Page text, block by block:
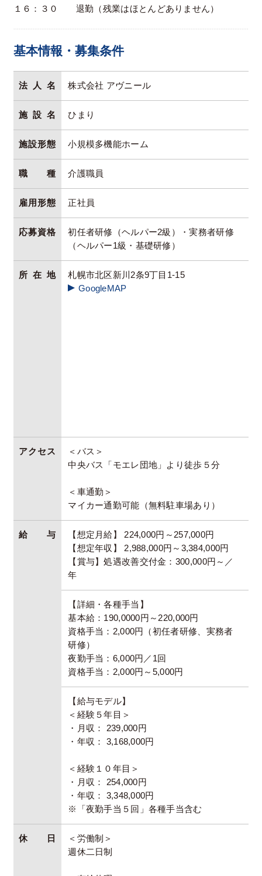
１６：３０ 退勤（残業はほとんどありません）
基本情報・募集条件
法人名 株式会社 アヴニール
施設名 ひまり
施設形態 小規模多機能ホーム
職種 介護職員
雇用形態 正社員
応募資格
初任者研修（ヘルパー2級）・実務者研修
（ヘルパー1級・基礎研修）
所在地
札幌市北区新川2条9丁目1-15
GoogleMAP
アクセス
＜バス＞
中央バス「モエレ団地」より徒歩５分
＜車通勤＞
マイカー通勤可能（無料駐車場あり）
給与
【想定月給】 224,000円～257,000円
【想定年収】 2,988,000円～3,384,000円
【賞与】処遇改善交付金：300,000円～／
年
【詳細・各種手当】
基本給：190,0000円～220,000円
資格手当：2,000円（初任者研修、実務者
研修）
夜勤手当：6,000円／1回
資格手当：2,000円～5,000円
【給与モデル】
＜経験５年目＞
・月収： 239,000円
・年収： 3,168,000円
＜経験１０年目＞
・月収： 254,000円
・年収： 3,348,000円
※「夜勤手当５回」各種手当含む
休日
＜労働制＞
週休二日制